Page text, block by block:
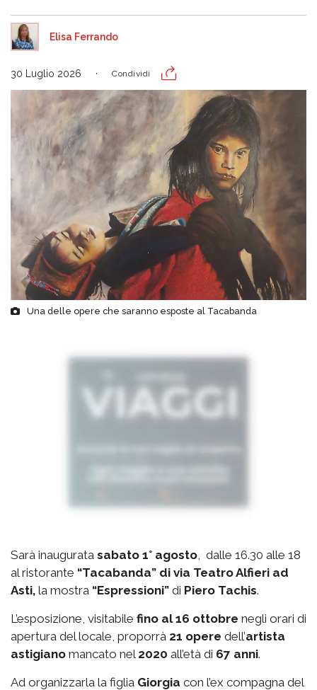
Elisa Ferrando
30 Luglio 2026 Condividi
Una delle opere che saranno esposte al Tacabanda
Sarà inaugurata sabato 1° agosto , dalle 16.30 alle 18
al ristorante “Tacabanda” di via Teatro Alfieri ad
Asti, la mostra “Espressioni” di Piero Tachis.
L’esposizione, visitabile fino al 16 ottobre negli orari di
apertura del locale, proporrà 21 opere dell’artista
astigiano mancato nel 2020 all’età di 67 anni.
Ad organizzarla la figlia Giorgia con l’ex compagna del